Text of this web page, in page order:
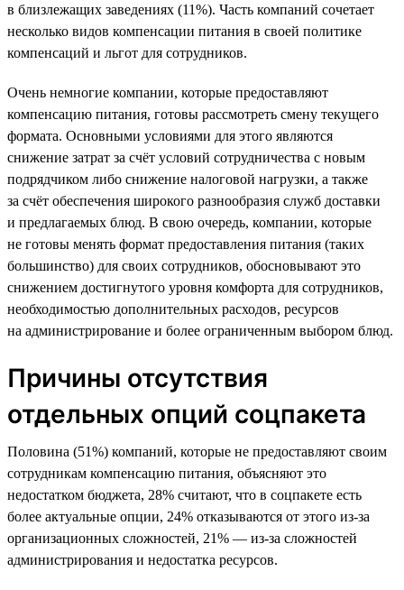
в близлежащих заведениях (11%). Часть компаний сочетает
несколько видов компенсации питания в своей политике
компенсаций и льгот для сотрудников.
Очень немногие компании, которые предоставляют
компенсацию питания, готовы рассмотреть смену текущего
формата. Основными условиями для этого являются
снижение затрат за счёт условий сотрудничества с новым
подрядчиком либо снижение налоговой нагрузки, а также
за счёт обеспечения широкого разнообразия служб доставки
и предлагаемых блюд. В свою очередь, компании, которые
не готовы менять формат предоставления питания (таких
большинство) для своих сотрудников, обосновывают это
снижением достигнутого уровня комфорта для сотрудников,
необходимостью дополнительных расходов, ресурсов
на администрирование и более ограниченным выбором блюд.
Причины отсутствия
отдельных опций соцпакета
Половина (51%) компаний, которые не предоставляют своим
сотрудникам компенсацию питания, объясняют это
недостатком бюджета, 28% считают, что в соцпакете есть
более актуальные опции, 24% отказываются от этого из-за
организационных сложностей, 21% — из-за сложностей
администрирования и недостатка ресурсов.